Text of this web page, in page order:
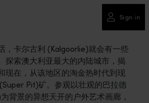
Sign in
，卡尔古利 (Kalgoorlie)就会有一些
探索澳大利亚最大的内陆城市，揭
现在，从该地区的淘金热时代到现
Pit)矿。参观以壮观的巴拉德
背景的异想天开的户外艺术画廊，